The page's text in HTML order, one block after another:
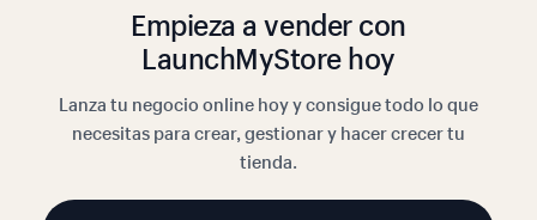
Empieza a vender con
LaunchMyStore hoy
Lanza tu negocio online hoy y consigue todo lo que
necesitas para crear, gestionar y hacer crecer tu
tienda.